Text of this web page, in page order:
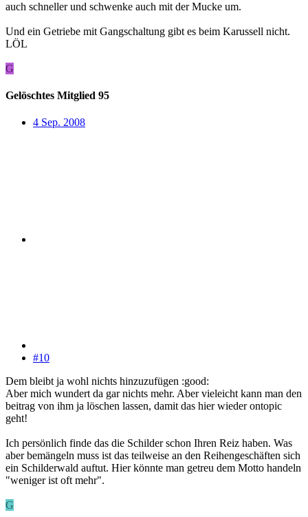
auch schneller und schwenke auch mit der Mucke um.
Und ein Getriebe mit Gangschaltung gibt es beim Karussell nicht.
LÖL
G
Gelöschtes Mitglied 95
4 Sep. 2008
#10
Dem bleibt ja wohl nichts hinzuzufügen :good:
Aber mich wundert da gar nichts mehr. Aber vieleicht kann man den
beitrag von ihm ja löschen lassen, damit das hier wieder ontopic
geht!
Ich persönlich finde das die Schilder schon Ihren Reiz haben. Was
aber bemängeln muss ist das teilweise an den Reihengeschäften sich
ein Schilderwald auftut. Hier könnte man getreu dem Motto handeln
"weniger ist oft mehr".
G